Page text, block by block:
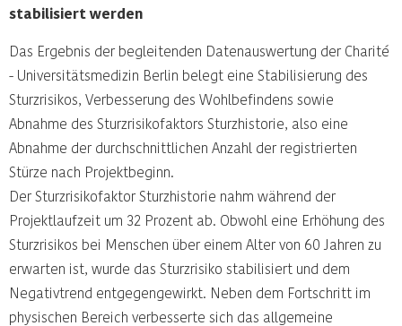
stabilisiert werden
Das Ergebnis der begleitenden Datenauswertung der Charité
- Universitätsmedizin Berlin belegt eine Stabilisierung des
Sturzrisikos, Verbesserung des Wohlbefindens sowie
Abnahme des Sturzrisikofaktors Sturzhistorie, also eine
Abnahme der durchschnittlichen Anzahl der registrierten
Stürze nach Projektbeginn.
Der Sturzrisikofaktor Sturzhistorie nahm während der
Projektlaufzeit um 32 Prozent ab. Obwohl eine Erhöhung des
Sturzrisikos bei Menschen über einem Alter von 60 Jahren zu
erwarten ist, wurde das Sturzrisiko stabilisiert und dem
Negativtrend entgegengewirkt. Neben dem Fortschritt im
physischen Bereich verbesserte sich das allgemeine